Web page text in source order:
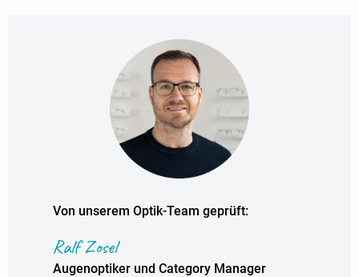
Von unserem Optik-Team geprüft:
Ralf Zosel
Augenoptiker und Category Manager